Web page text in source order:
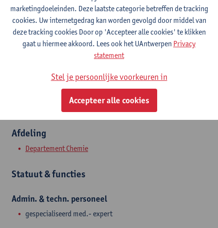
Campus Groenenborger
Toon e-mailadres
Groenenborgerlaan 171
Afdeling
Departement Chemie
Statuut & functies
Admin. & techn. personeel
gespecialiseerd med.- expert
marketingdoeleinden. Deze laatste categorie betreffen de tracking
cookies. Uw internetgedrag kan worden gevolgd door middel van
deze tracking cookies Door op 'Accepteer alle cookies' te klikken
gaat u hiermee akkoord. Lees ook het UAntwerpen Privacy
statement
Stel je persoonlijke voorkeuren in
Accepteer alle cookies